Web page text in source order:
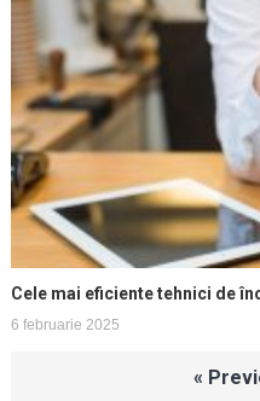
Cele mai eficiente tehnici de
6 februarie 2025
«